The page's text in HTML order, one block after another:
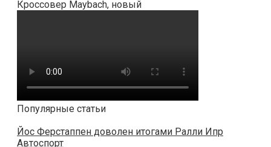
Кроссовер Maybach, новый
Популярные статьи
Йос Ферстаппен доволен итогами Ралли Ипр
Автоспорт